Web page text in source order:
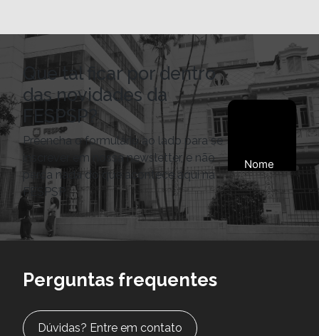
Que tal ficar por dentro
das novidades da
FESPSP?
Preencha o formulário ao lado para se
inscrever em nossa newsletter, e não
perca nada do que acontece aqui na
FESPSP.
Perguntas frequentes
Dúvidas? Entre em contato